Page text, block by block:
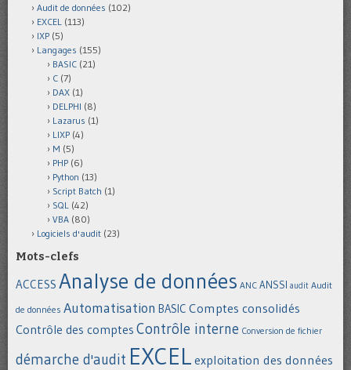
Audit de données (102)
EXCEL (113)
IXP (5)
Langages (155)
BASIC (21)
C (7)
DAX (1)
DELPHI (8)
Lazarus (1)
LIXP (4)
M (5)
PHP (6)
Python (13)
Script Batch (1)
SQL (42)
VBA (80)
Logiciels d'audit (23)
Mots-clefs
ACCESS Analyse de données ANC ANSSI audit Audit
de données Automatisation BASIC Comptes consolidés
Contrôle des comptes Contrôle interne Conversion de fichier
démarche d'audit EXCEL exploitation des données